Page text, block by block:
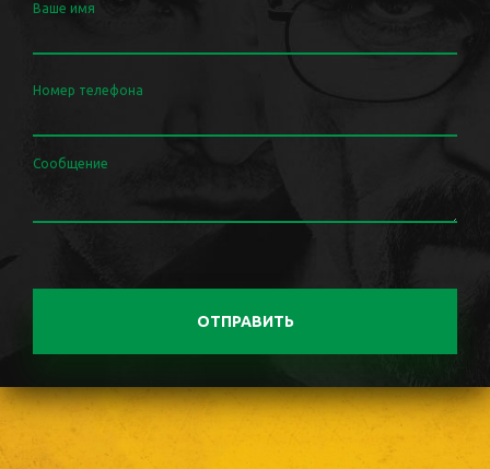
Ваше имя
Номер телефона
Сообщение
ОТПРАВИТЬ